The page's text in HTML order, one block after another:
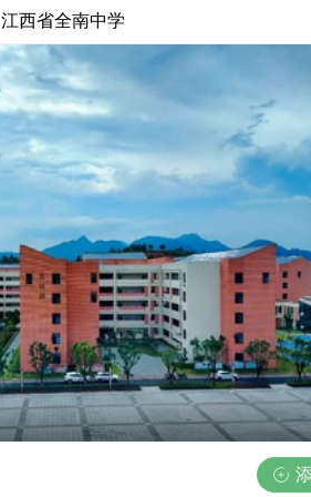
江西省全南中学
